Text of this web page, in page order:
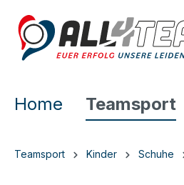
springen Zur Hauptnavigation
Home Teamsport
Teamsport Kinder Schuhe